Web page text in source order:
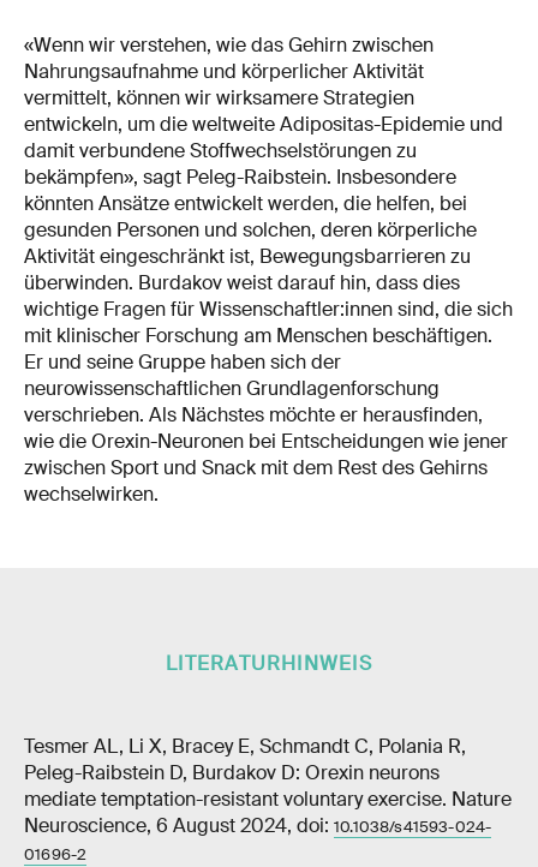
«Wenn wir verstehen, wie das Gehirn zwischen
Nahrungsaufnahme und körperlicher Aktivität
vermittelt, können wir wirksamere Strategien
entwickeln, um die weltweite Adipositas-Epidemie und
damit verbundene Stoffwechselstörungen zu
bekämpfen», sagt Peleg-Raibstein. Insbesondere
könnten Ansätze entwickelt werden, die helfen, bei
gesunden Personen und solchen, deren körperliche
Aktivität eingeschränkt ist, Bewegungsbarrieren zu
überwinden. Burdakov weist darauf hin, dass dies
wichtige Fragen für Wissenschaftler:innen sind, die sich
mit klinischer Forschung am Menschen beschäftigen.
Er und seine Gruppe haben sich der
neurowissenschaftlichen Grundlagenforschung
verschrieben. Als Nächstes möchte er herausfinden,
wie die Orexin-Neuronen bei Entscheidungen wie jener
zwischen Sport und Snack mit dem Rest des Gehirns
wechselwirken.
LITERATURHINWEIS
Tesmer AL, Li X, Bracey E, Schmandt C, Polania R,
Peleg-Raibstein D, Burdakov D: Orexin neurons
mediate temptation-resistant voluntary exercise. Nature
Neuroscience, 6 August 2024, doi: 10.1038/s41593-024-
01696-2